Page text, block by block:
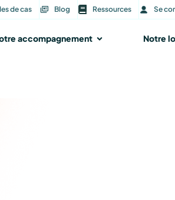
de cas Blog Ressources Se
accompagnement Ouvrir NotreNotre